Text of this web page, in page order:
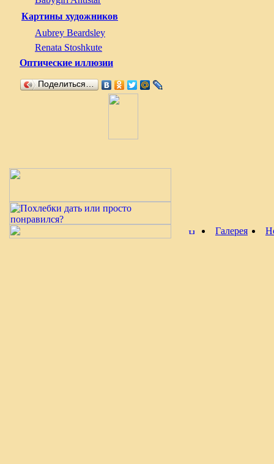
Картины художников
Aubrey Beardsley
Renata Stoshkute
Оптические иллюзии
Поделиться…
Галерея